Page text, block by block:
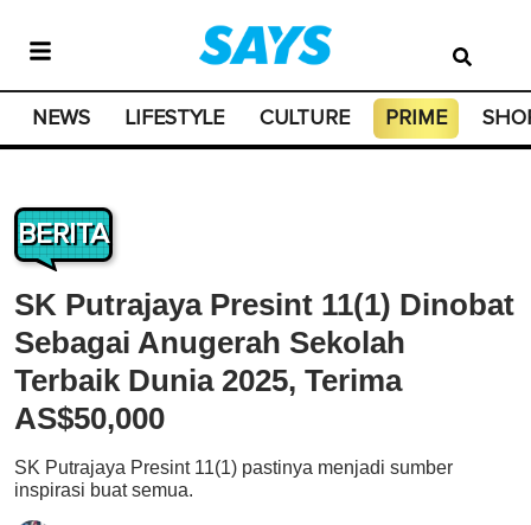
NEWS LIFESTYLE CULTURE PRIME
BERITA
SK Putrajaya Presint 11(1) Dinobat
Sebagai Anugerah Sekolah
Terbaik Dunia 2025, Terima
AS$50,000
SK Putrajaya Presint 11(1) pastinya menjadi sumber
inspirasi buat semua.